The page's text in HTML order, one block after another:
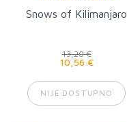
Snows of Kilimanjaro
13,20 €
10,56 €
NIJE DOSTUPNO